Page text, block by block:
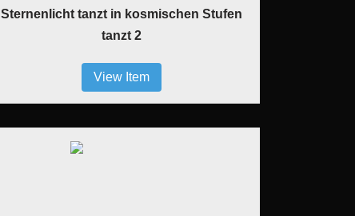
Sternenlicht tanzt in kosmischen Stufen
tanzt 2
View Item